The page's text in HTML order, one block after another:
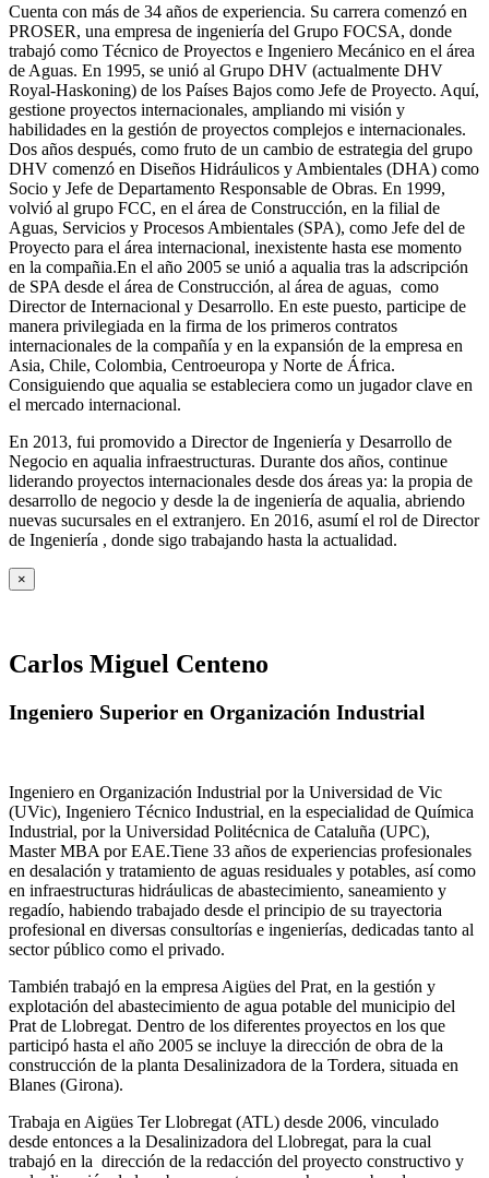
Cuenta con más de 34 años de experiencia. Su carrera comenzó en
PROSER, una empresa de ingeniería del Grupo FOCSA, donde
trabajó como Técnico de Proyectos e Ingeniero Mecánico en el área
de Aguas. En 1995, se unió al Grupo DHV (actualmente DHV
Royal-Haskoning) de los Países Bajos como Jefe de Proyecto. Aquí,
gestione proyectos internacionales, ampliando mi visión y
habilidades en la gestión de proyectos complejos e internacionales.
Dos años después, como fruto de un cambio de estrategia del grupo
DHV comenzó en Diseños Hidráulicos y Ambientales (DHA) como
Socio y Jefe de Departamento Responsable de Obras. En 1999,
volvió al grupo FCC, en el área de Construcción, en la filial de
Aguas, Servicios y Procesos Ambientales (SPA), como Jefe del de
Proyecto para el área internacional, inexistente hasta ese momento
en la compañia.En el año 2005 se unió a aqualia tras la adscripción
de SPA desde el área de Construcción, al área de aguas, como
Director de Internacional y Desarrollo. En este puesto, participe de
manera privilegiada en la firma de los primeros contratos
internacionales de la compañía y en la expansión de la empresa en
Asia, Chile, Colombia, Centroeuropa y Norte de África.
Consiguiendo que aqualia se estableciera como un jugador clave en
el mercado internacional.
En 2013, fui promovido a Director de Ingeniería y Desarrollo de
Negocio en aqualia infraestructuras. Durante dos años, continue
liderando proyectos internacionales desde dos áreas ya: la propia de
desarrollo de negocio y desde la de ingeniería de aqualia, abriendo
nuevas sucursales en el extranjero. En 2016, asumí el rol de Director
de Ingeniería , donde sigo trabajando hasta la actualidad.
×
Carlos Miguel Centeno
Ingeniero Superior en Organización Industrial
Ingeniero en Organización Industrial por la Universidad de Vic
(UVic), Ingeniero Técnico Industrial, en la especialidad de Química
Industrial, por la Universidad Politécnica de Cataluña (UPC),
Master MBA por EAE.Tiene 33 años de experiencias profesionales
en desalación y tratamiento de aguas residuales y potables, así como
en infraestructuras hidráulicas de abastecimiento, saneamiento y
regadío, habiendo trabajado desde el principio de su trayectoria
profesional en diversas consultorías e ingenierías, dedicadas tanto al
sector público como el privado.
También trabajó en la empresa Aigües del Prat, en la gestión y
explotación del abastecimiento de agua potable del municipio del
Prat de Llobregat. Dentro de los diferentes proyectos en los que
participó hasta el año 2005 se incluye la dirección de obra de la
construcción de la planta Desalinizadora de la Tordera, situada en
Blanes (Girona).
Trabaja en Aigües Ter Llobregat (ATL) desde 2006, vinculado
desde entonces a la Desalinizadora del Llobregat, para la cual
trabajó en la dirección de la redacción del proyecto constructivo y